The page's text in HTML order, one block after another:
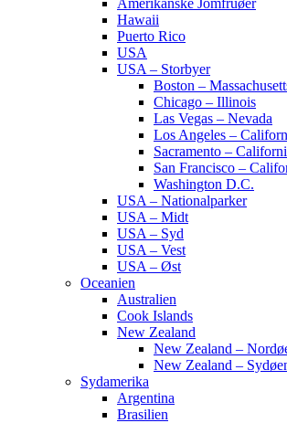
Amerikanske Jomfruøer
Hawaii
Puerto Rico
USA
USA – Storbyer
Boston –
Chicago – Illinois
Las Vegas – Nevada
Los Angeles –
Sacramento –
San Francisco –
Washington D.C.
USA – Nationalparker
USA – Midt
USA – Syd
USA – Vest
USA – Øst
Oceanien
Australien
Cook Islands
New Zealand
New Zealand –
New Zealand –
Sydamerika
Argentina
Brasilien